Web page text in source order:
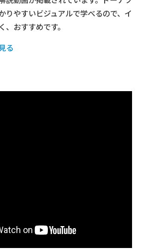
りやすいビジュアルで学べるので、イ
、おすすめです。
る